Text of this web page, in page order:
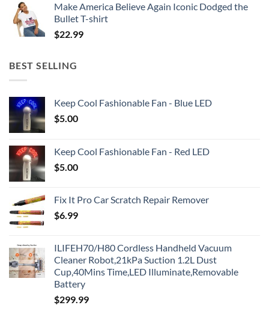
Make America Believe Again Iconic Dodged the
Bullet T-shirt
$22.99
BEST SELLING
Keep Cool Fashionable Fan - Blue LED
$5.00
Keep Cool Fashionable Fan - Red LED
$5.00
Fix It Pro Car Scratch Repair Remover
$6.99
ILIFEH70/H80 Cordless Handheld Vacuum
Cleaner Robot,21kPa Suction 1.2L Dust
Cup,40Mins Time,LED Illuminate,Removable
Battery
$299.99